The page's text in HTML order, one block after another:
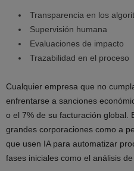
Transparencia en los
Supervisión humana
Evaluaciones de impacto
Trazabilidad en el proceso
Cualquier empresa que no
enfrentarse a sanciones
o el 7% de su facturación global.
grandes corporaciones como a
que usen IA para automatizar
fases iniciales como el análisis de